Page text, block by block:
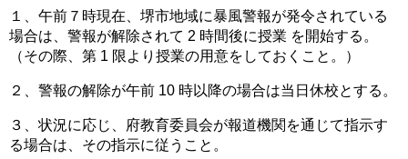
１、午前７時現在、堺市地域に暴風警報が発令されている
場合は、警報が解除されて 2 時間後に授業 を開始する。
（その際、第 1 限より授業の用意をしておくこと。）
２、警報の解除が午前 10 時以降の場合は当日休校とする。
３、状況に応じ、府教育委員会が報道機関を通じて指示す
る場合は、その指示に従うこと。